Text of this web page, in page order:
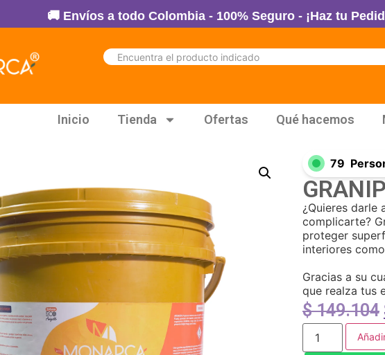
🚚 Envíos a todo Colombia - 100% Seguro - ¡Haz tu Pedido
Inicio Tienda Ofertas Qué hacemos
79
¿Quieres darle
complicarte?
proteger
interiores
Gracias a su
que realza tus
$149.104